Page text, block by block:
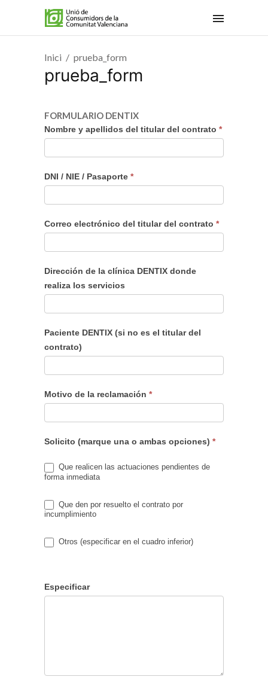
Inici prueba_form
prueba_form
FORMULARIO DENTIX
FORMULARIO
DENTIX
Nombre y apellidos del titular del contrato *
DNI / NIE / Pasaporte *
Correo electrónico del titular del contrato *
Dirección de la clínica DENTIX donde
realiza los servicios
Paciente DENTIX (si no es el titular del
contrato)
Motivo de la reclamación *
Solicito (marque una o ambas opciones) *
Que realicen las actuaciones pendientes de
forma inmediata
Que den por resuelto el contrato por
incumplimiento
Otros (especificar en el cuadro inferior)
Especificar